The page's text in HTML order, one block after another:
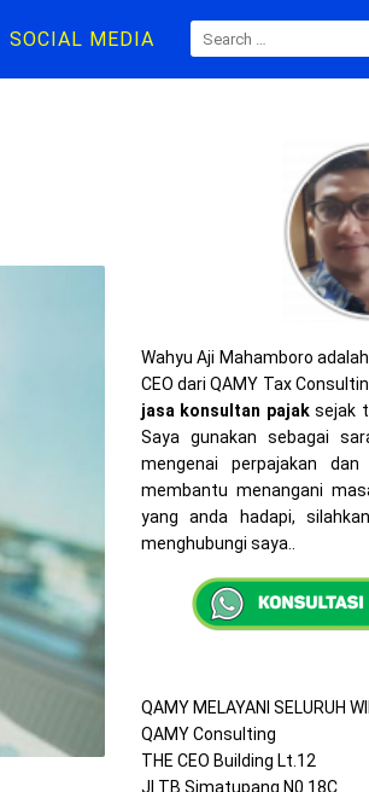
SOCIAL MEDIA
FOR:
Wahyu Aji Mahamboro
CEO dari QAMY Tax
jasa konsultan pajaksejak
Saya gunakan sebagai
mengenai perpajakan
membantu menangani
yang anda hadapi,
menghubungi saya..
QAMY MELAYANI SELURUH
QAMY Consulting
THE CEO Building Lt.12
Jl TB Simatupang N0 18C